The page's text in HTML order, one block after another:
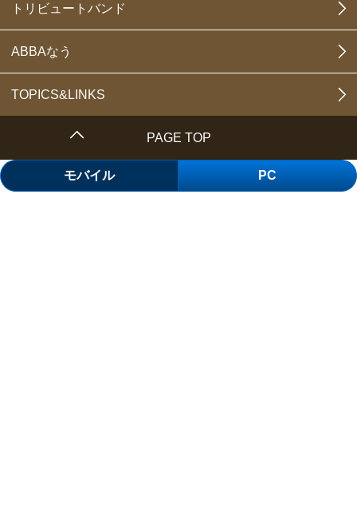
トリビュートバンド
ABBAなう
TOPICS&LINKS
PAGE TOP
モバイル PC